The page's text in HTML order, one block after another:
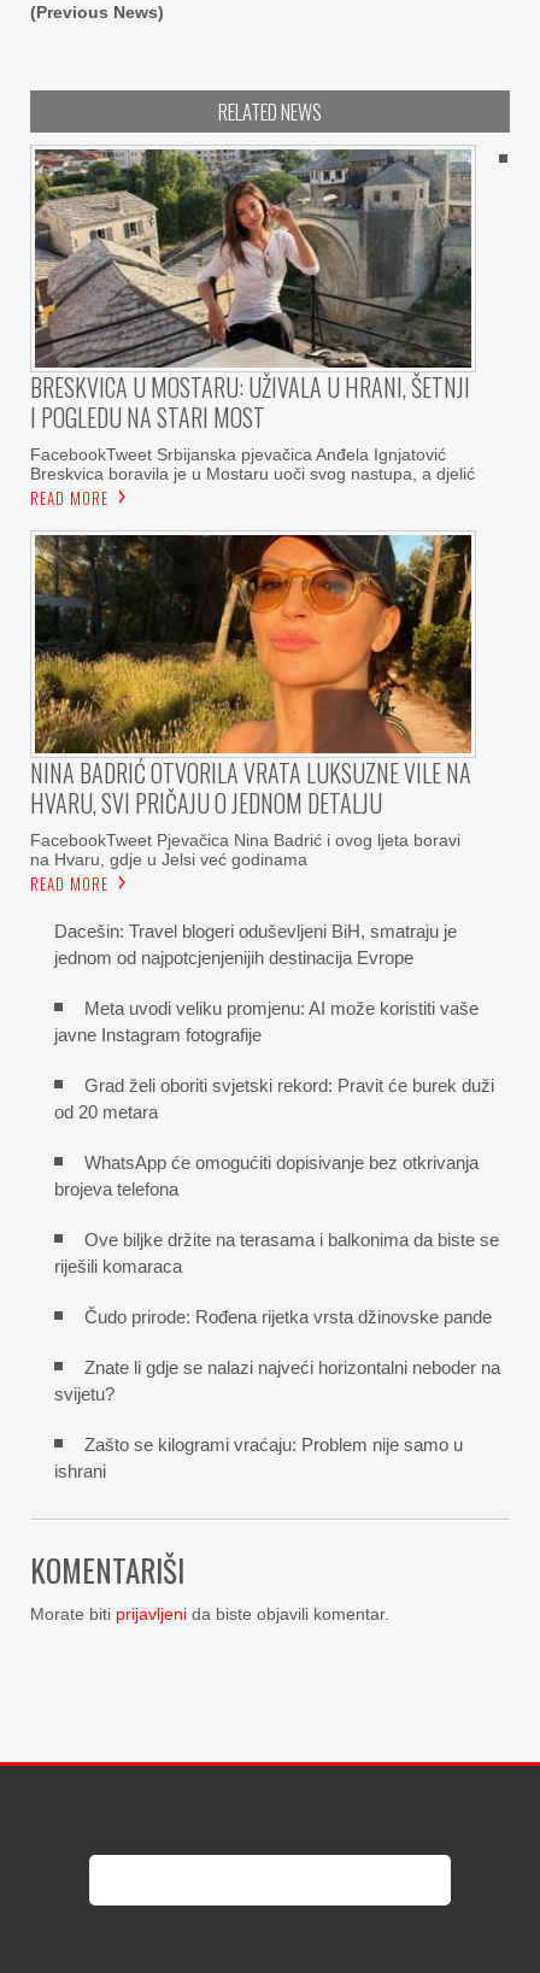
(Previous News)
RELATED NEWS
BRESKVICA U MOSTARU: UŽIVALA U HRANI, ŠETNJI
I POGLEDU NA STARI MOST
FacebookTweet Srbijanska pjevačica Anđela Ignjatović
Breskvica boravila je u Mostaru uoči svog nastupa, a djelić
READ MORE
NINA BADRIĆ OTVORILA VRATA LUKSUZNE VILE NA
HVARU, SVI PRIČAJU O JEDNOM DETALJU
FacebookTweet Pjevačica Nina Badrić i ovog ljeta boravi
na Hvaru, gdje u Jelsi već godinama
READ MORE
Dacešin: Travel blogeri oduševljeni BiH, smatraju je
jednom od najpotcjenjenijih destinacija Evrope
Meta uvodi veliku promjenu: AI može koristiti vaše
javne Instagram fotografije
Grad želi oboriti svjetski rekord: Pravit će burek duži
od 20 metara
WhatsApp će omogućiti dopisivanje bez otkrivanja
brojeva telefona
Ove biljke držite na terasama i balkonima da biste se
riješili komaraca
Čudo prirode: Rođena rijetka vrsta džinovske pande
Znate li gdje se nalazi najveći horizontalni neboder na
svijetu?
Zašto se kilogrami vraćaju: Problem nije samo u
ishrani
KOMENTARIŠI
Morate biti prijavljeni da biste objavili komentar.